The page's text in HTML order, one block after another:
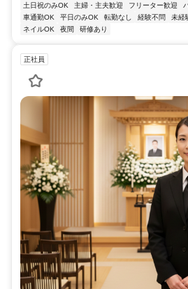
土日祝のみOK
主婦・主夫歓迎 フリーター歓迎
車通勤OK
平日のみOK 転勤なし 経験不問 未経
ネイルOK
夜間 研修あり
正社員